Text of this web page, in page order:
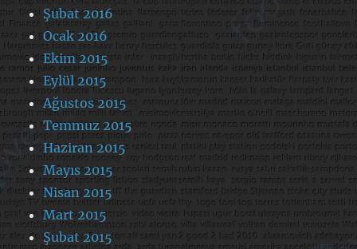
Şubat 2016
Ocak 2016
Ekim 2015
Eylül 2015
Ağustos 2015
Temmuz 2015
Haziran 2015
Mayıs 2015
Nisan 2015
Mart 2015
Şubat 2015